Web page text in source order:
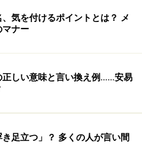
題になる言葉です。困った
い場合だけでなく、肯定的
おり話題になっています。
、美味しいなどの言葉がそ
ジ」の使いすぎは不快
気を付けるポイントとは？ メ
マナー
正しい意味と言い換え例……安易
足立つ」？ 多くの人が言い間